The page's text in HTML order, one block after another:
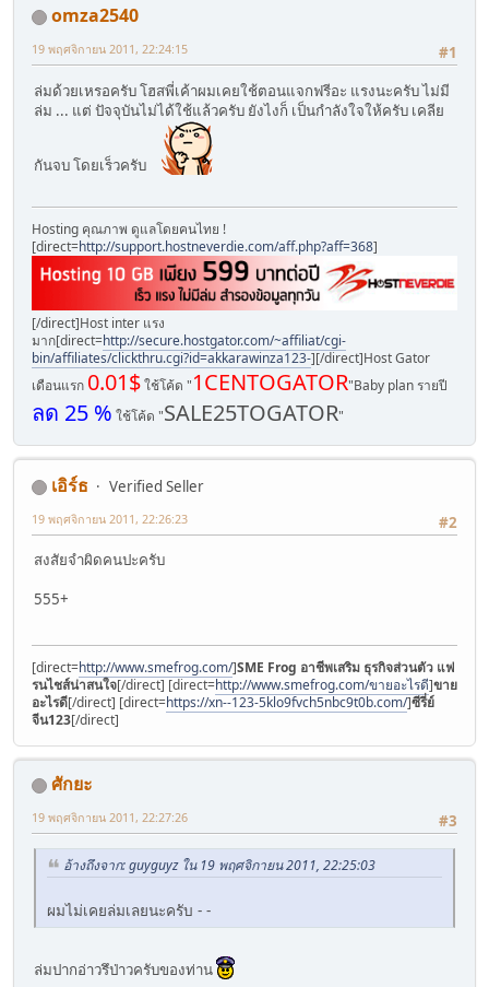
omza2540
#1
19 พฤศจิกายน 2011, 22:24:15
ล่มด้วยเหรอครับ โฮสพี่เค้าผมเคยใช้ตอนแจกฟรีอะ แรงนะครับ ไม่มี
ล่ม ... แต่ ปัจจุบันไม่ได้ใช้แล้วครับ ยังไงก็ เป็นกำลังใจให้ครับ เคลีย
กันจบ โดยเร็วครับ
Hosting คุณภาพ ดูแลโดยคนไทย !
[direct=http://support.hostneverdie.com/aff.php?aff=368]
[/direct]Host inter แรง
มาก[direct=http://secure.hostgator.com/~affiliat/cgi-
bin/affiliates/clickthru.cgi?id=akkarawinza123-][/direct]Host Gator
เดือนแรก 0.01$ใช้โค้ด "1CENTOGATOR"Baby plan รายปี
ลด 25 % ใช้โค้ด "SALE25TOGATOR"
เอิร์ธ
Verified Seller
#2
19 พฤศจิกายน 2011, 22:26:23
สงสัยจำผิดคนปะครับ
555+
[direct=http://www.smefrog.com/]SME Frog อาชีพเสริม ธุรกิจส่วนตัว แฟ
รนไชส์น่าสนใจ[/direct] [direct=http://www.smefrog.com/ขายอะไรดี]ขาย
อะไรดี[/direct] [direct=https://xn--123-5klo9fvch5nbc9t0b.com/]ซีรี่ย์
จีน123[/direct]
ศักยะ
#3
19 พฤศจิกายน 2011, 22:27:26
อ้างถึงจาก: guyguyz ใน 19 พฤศจิกายน 2011, 22:25:03
ผมไม่เคยล่มเลยนะครับ - -
ล่มปากอ่าวรึป่าวครับของท่าน